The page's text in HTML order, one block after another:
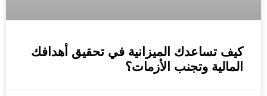
كيف تساعدك الميزانية في تحقيق أهدافك
المالية وتجنب الأزمات؟